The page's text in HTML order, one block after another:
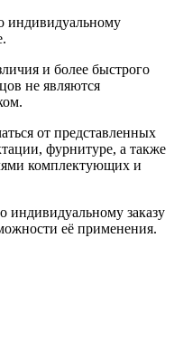
индивидуальному
и более быстрого
не являются
от представленных
фурнитуре, а также
комплектующих и
индивидуальному заказу
её применения.